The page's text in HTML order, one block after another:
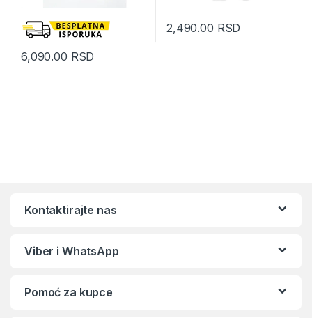
6,090.00 RSD
2,490.00 RSD
Kontaktirajte nas
Viber i WhatsApp
Pomoć za kupce